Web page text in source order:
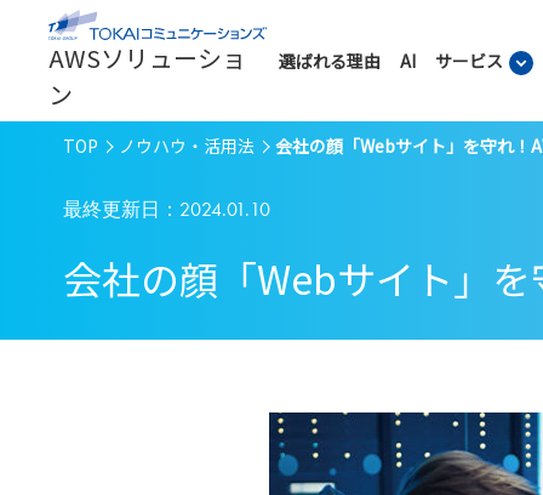
AWSソリューショ
ン
選ばれる理由 AI サービス
TOP ノウハウ・活用法 会社の顔「Webサイト」を守れ！
最終更新日：2024.01.10
会社の顔「Webサイト」